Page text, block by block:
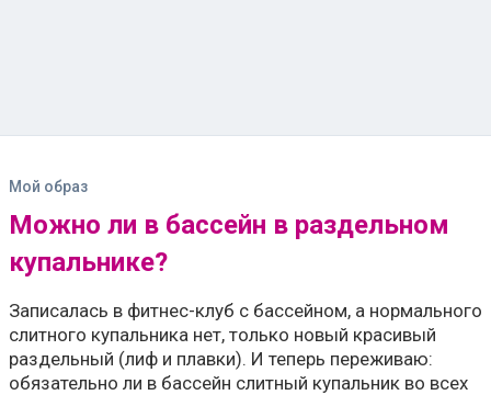
Мой образ
Можно ли в бассейн в раздельном
купальнике?
Записалась в фитнес-клуб с бассейном, а нормального
слитного купальника нет, только новый красивый
раздельный (лиф и плавки). И теперь переживаю:
обязательно ли в бассейн слитный купальник во всех